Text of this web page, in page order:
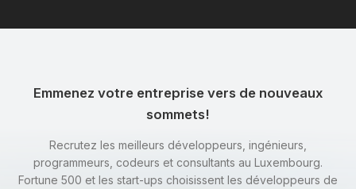
Emmenez votre entreprise vers de nouveaux
sommets!
Recrutez les meilleurs développeurs, ingénieurs,
programmeurs, codeurs et consultants au Luxembourg.
Fortune 500 et les start-ups choisissent les développeurs de